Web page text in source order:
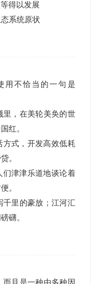
得以发展
系统原状
用不恰当的一句是
里，在美轮美奂的世
红。
方式，开发高效低耗
。
们津津乐道地谈论着
。
千里的豪放；江河汇
礴。
且是一种由多种因